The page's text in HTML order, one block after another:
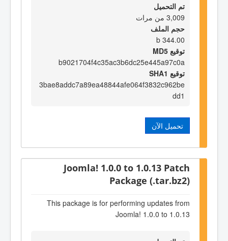
تم التحميل
3,009 من مرات
حجم الملف
344.00 b
توقيع MD5
b9021704f4c35ac3b6dc25e445a97c0a
توقيع SHA1
3bae8addc7a89ea48844afe064f3832c962be
dd1
تحميل الآن
Joomla! 1.0.0 to 1.0.13 Patch
Package (.tar.bz2)
This package is for performing updates from
Joomla! 1.0.0 to 1.0.13